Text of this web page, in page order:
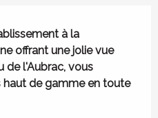
à la
offrant une jolie vue
de l'Aubrac, vous
de gamme en toute